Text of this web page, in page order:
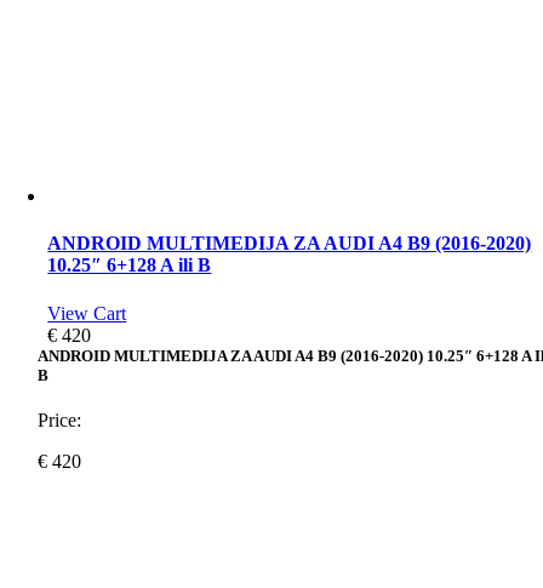
ANDROID MULTIMEDIJA ZA AUDI A4 B9 (2016-2020)
10.25″ 6+128 A ili B
View Cart
€ 420
ANDROID MULTIMEDIJA ZA AUDI A4 B9 (2016-2020) 10.25″ 6+128 A
B
Price:
€ 420